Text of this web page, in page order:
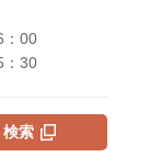
：00
：30
検索